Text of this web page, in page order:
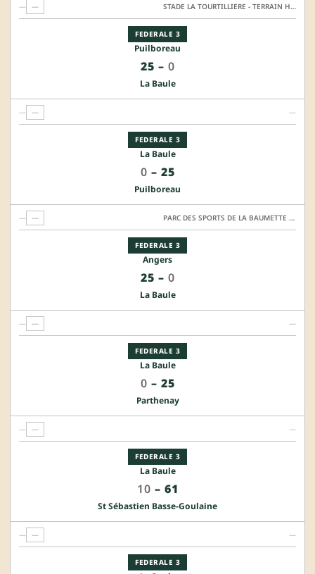
FEDERALE 3
Puilboreau
25 – 0
La Baule
— — STADE LA TOURTILLIERE - TERRAIN HONNEUR
FEDERALE 3
La Baule
0 – 25
Puilboreau
— — —
FEDERALE 3
Angers
25 – 0
La Baule
— — PARC DES SPORTS DE LA BAUMETTE - TERRAIN I
FEDERALE 3
La Baule
0 – 25
Parthenay
— — —
FEDERALE 3
La Baule
10 – 61
St Sébastien Basse-Goulaine
— — —
FEDERALE 3
— — —